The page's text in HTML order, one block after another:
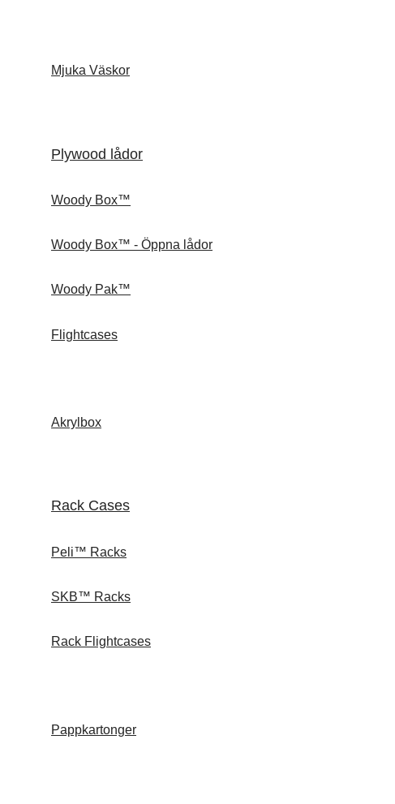
Mjuka Väskor
Plywood lådor
Woody Box™
Woody Box™ - Öppna lådor
Woody Pak™
Flightcases
Akrylbox
Rack Cases
Peli™ Racks
SKB™ Racks
Rack Flightcases
Pappkartonger